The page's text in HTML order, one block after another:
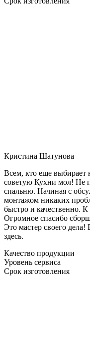
Кристина Шатунова
Всем, кто еще выбирает
советую Кухни мол! Не
спальню. Начиная с
монтажом никаких
быстро и качественно.
Огромное спасибо
Это мастер своего дела!
здесь.
Качество продукции
Уровень сервиса
Срок изготовления